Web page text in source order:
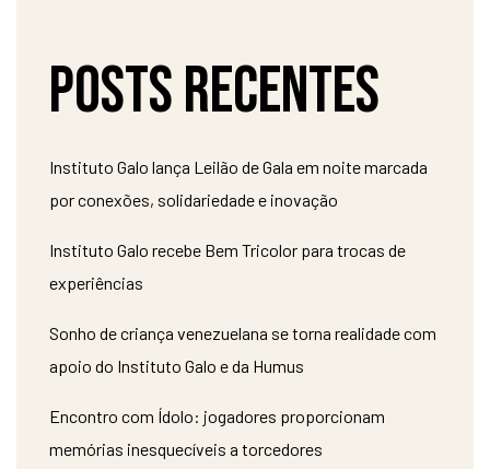
Posts recentes
Instituto Galo lança Leilão de Gala em noite marcada
por conexões, solidariedade e inovação
Instituto Galo recebe Bem Tricolor para trocas de
experiências
Sonho de criança venezuelana se torna realidade com
apoio do Instituto Galo e da Humus
Encontro com Ídolo: jogadores proporcionam
memórias inesquecíveis a torcedores